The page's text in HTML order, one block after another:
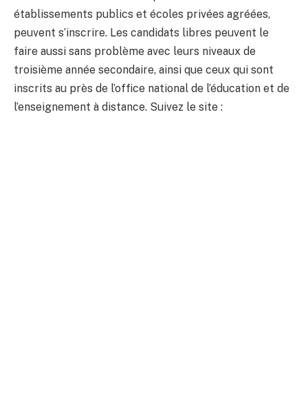
établissements publics et écoles privées agréées,
peuvent s’inscrire. Les candidats libres peuvent le
faire aussi sans problème avec leurs niveaux de
troisième année secondaire, ainsi que ceux qui sont
inscrits au près de l’office national de l’éducation et de
l’enseignement à distance. Suivez le site :